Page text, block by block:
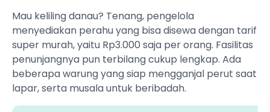
Mau keliling danau? Tenang, pengelola
menyediakan perahu yang bisa disewa dengan tarif
super murah, yaitu Rp3.000 saja per orang. Fasilitas
penunjangnya pun terbilang cukup lengkap. Ada
beberapa warung yang siap mengganjal perut saat
lapar, serta musala untuk beribadah.